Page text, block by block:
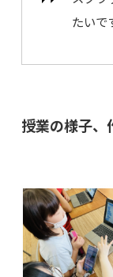
たいで
授業の様子、